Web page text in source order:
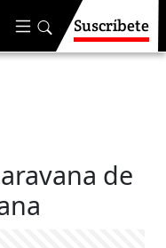
Suscríbete
de